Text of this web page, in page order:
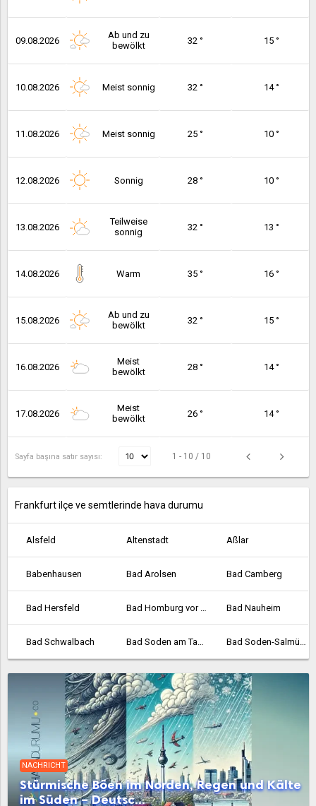
09.08.2026
Ab und zu
bewölkt
32 ° 15 °
10.08.2026 Meist sonnig 32 ° 14 °
11.08.2026 Meist sonnig 25 ° 10 °
12.08.2026 Sonnig 28 ° 10 °
13.08.2026
Teilweise
sonnig
32 ° 13 °
14.08.2026 Warm 35 ° 16 °
15.08.2026
Ab und zu
bewölkt
32 ° 15 °
16.08.2026
Meist
bewölkt
28 ° 14 °
17.08.2026
Meist
bewölkt
26 ° 14 °
Sayfa başına satır sayısı: 1 - 10 / 10
Frankfurt ilçe ve semtlerinde hava durumu
Alsfeld Altenstadt Aßlar
Babenhausen Bad Arolsen Bad Camberg
Bad Hersfeld Bad Homburg vor der Höhe Bad Nauheim
Bad Schwalbach Bad Soden am Taunus Bad Soden-Salmünster
Bad Vilbel Bad Wildungen Baunatal
Bebra Bensheim Biedenkopf
Bischofsheim Bockenheim Borken
Bornheim Braunfels Bruchköbel
NACHRICHT
Stürmische Böen im Norden, Regen und Kälte
im Süden – Deutsc...